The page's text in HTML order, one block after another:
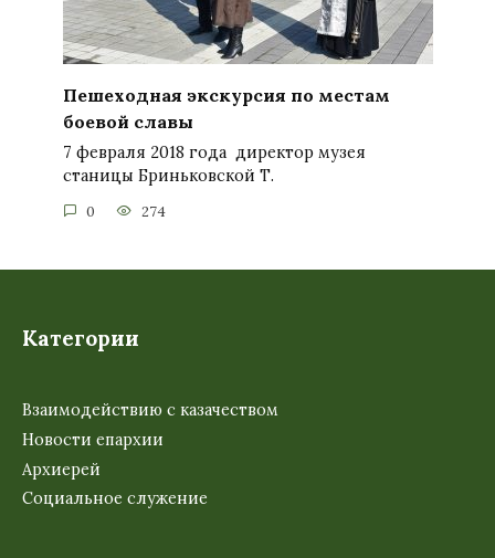
Пешеходная экскурсия по местам
боевой славы
7 февраля 2018 года директор музея
станицы Бриньковской Т.
0 274
Категории
Взаимодействию с казачеством
Новости епархии
Архиерей
Социальное служение